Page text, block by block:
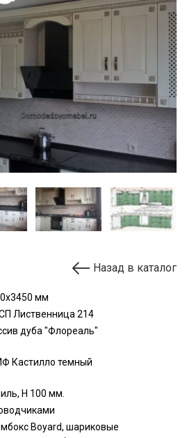
Назад в каталог
мм
Лиственница 214
дуба "Флореаль"
Кастилло темный
H 100 мм.
Boyard, шариковые